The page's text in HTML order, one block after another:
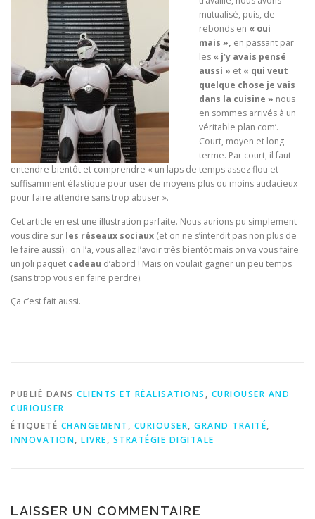
mutualisé, puis, de
rebonds en « oui
mais », en passant par
les « j’y avais pensé
aussi » et « qui veut
quelque chose je vais
dans la cuisine » nous
en sommes arrivés à un
véritable plan com’.
Court, moyen et long
terme. Par court, il faut
entendre bientôt et comprendre « un laps de temps assez flou et
suffisamment élastique pour user de moyens plus ou moins audacieux
pour faire attendre sans trop abuser ».
Cet article en est une illustration parfaite. Nous aurions pu simplement
vous dire sur les réseaux sociaux (et on ne s’interdit pas non plus de
le faire aussi) : on l’a, vous allez l’avoir très bientôt mais on va vous faire
un joli paquet cadeau d’abord ! Mais on voulait gagner un peu temps
(sans trop vous en faire perdre).
Ça c’est fait aussi.
PUBLIÉ DANS CLIENTS ET RÉALISATIONS , CURIOUSER AND
CURIOUSER
ÉTIQUETÉ CHANGEMENT , CURIOUSER, GRAND TRAITÉ,
INNOVATION, LIVRE, STRATÉGIE DIGITALE
LAISSER UN COMMENTAIRE